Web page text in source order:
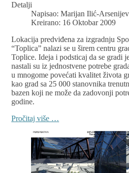
Detalji
Napisao: Marijan Ilić-
Kreirano: 16 Oktobar 2009
Lokacija predviđena za izgradnju
“Toplica” nalazi se u širem centru
Toplice. Ideja i podsticaj da se gradi
nastali su iz jednostvene potrebe
u mnogome povećati kvalitet života
kao grad sa 25 000 stanovnika
bazen koji ne može da zadovonji
godine.
Pročitaj više …